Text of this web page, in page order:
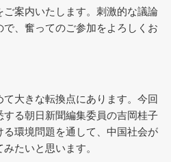
案内いたします。刺激的な議論
、奮ってのご参加をよろしくお
大きな転換点にあります。今回
る朝日新聞編集委員の吉岡桂子
環境問題を通して、中国社会が
たいと思います。